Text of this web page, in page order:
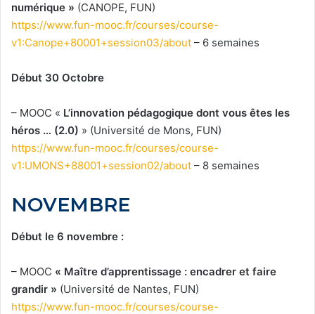
numérique » (CANOPE, FUN)
https://www.fun-mooc.fr/courses/course-
v1:Canope+80001+session03/about – 6 semaines
Début 30 Octobre
– MOOC « L’innovation pédagogique dont vous êtes les
héros … (2.0) » (Université de Mons, FUN)
https://www.fun-mooc.fr/courses/course-
v1:UMONS+88001+session02/about – 8 semaines
NOVEMBRE
Début le 6 novembre :
– MOOC « Maître d’apprentissage : encadrer et faire
grandir » (Université de Nantes, FUN)
https://www.fun-mooc.fr/courses/course-